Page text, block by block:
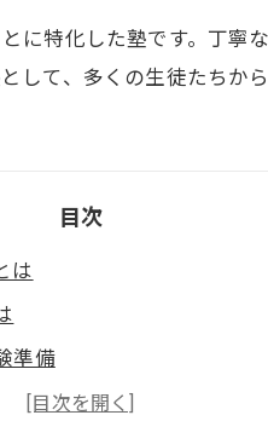
に特化した塾です。丁寧
して、多くの生徒たちか
目次
は
準備
受験成功事例